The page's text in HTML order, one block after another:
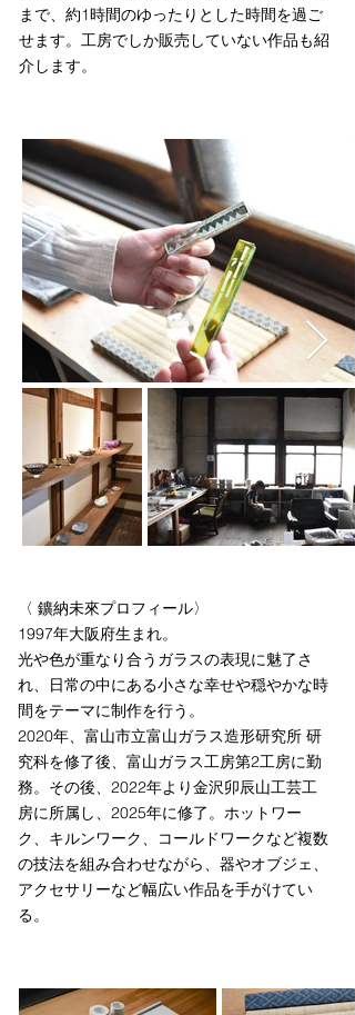
まで、約1時間のゆったりとした時間を過ご
せます。工房でしか販売していない作品も紹
介します。
〈 鑛納未來プロフィール〉
1997年大阪府生まれ。
光や色が重なり合うガラスの表現に魅了さ
れ、日常の中にある小さな幸せや穏やかな時
間をテーマに制作を行う。
2020年、富山市立富山ガラス造形研究所 研
究科を修了後、富山ガラス工房第2工房に勤
務。その後、2022年より金沢卯辰山工芸工
房に所属し、2025年に修了。ホットワー
ク、キルンワーク、コールドワークなど複数
の技法を組み合わせながら、器やオブジェ、
アクセサリーなど幅広い作品を手がけてい
る。